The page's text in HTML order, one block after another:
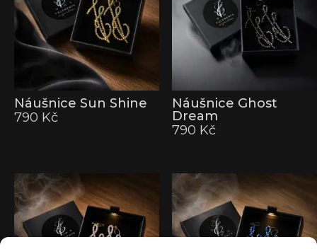
Náušnice Sun Shine
790 Kč
Náušnice Ghost
Dream
790 Kč